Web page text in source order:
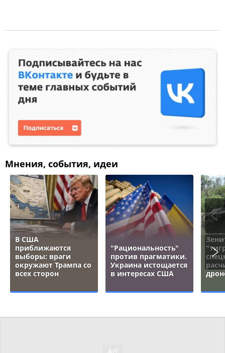
Мнения, события, идеи
В США
приближаются
выборы: враги
окружают Трампа со
всех сторон
"Рациональность"
против прагматики.
Украина истощается
в интересах США